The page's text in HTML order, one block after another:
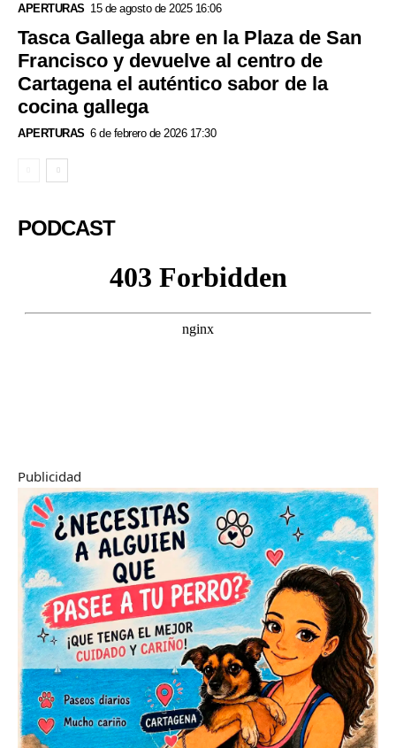
APERTURAS 15 de agosto de 2025 16:06
Tasca Gallega abre en la Plaza de San
Francisco y devuelve al centro de
Cartagena el auténtico sabor de la
cocina gallega
APERTURAS 6 de febrero de 2026 17:30
PODCAST
Publicidad